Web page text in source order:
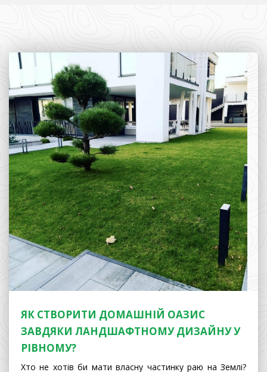
ЯК СТВОРИТИ ДОМАШНІЙ ОАЗИС
ЗАВДЯКИ ЛАНДШАФТНОМУ ДИЗАЙНУ У
РІВНОМУ?
Хто не хотів би мати власну частинку раю на Землі?